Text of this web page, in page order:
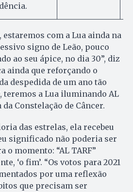
estaremos com a Lua ainda na
signo de Leão, pouco
ao seu ápice, no dia 30”, diz
ainda que reforçando o
despedida de um ano tão
teremos a Lua iluminando AL
da Constelação de Câncer.
das estrelas, ela recebeu
significado não poderia ser
o momento: “AL TARF”
‘o fim’. “Os votos para 2021
por uma reflexão
que precisam ser